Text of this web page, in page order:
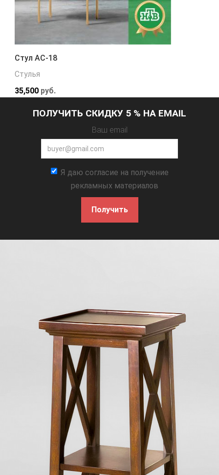
Стул АС-18
Стулья
35,500 руб.
ПОЛУЧИТЬ СКИДКУ 5 % НА EMAIL
Ваш email
Я даю согласие на получение
рекламных материалов
Получить